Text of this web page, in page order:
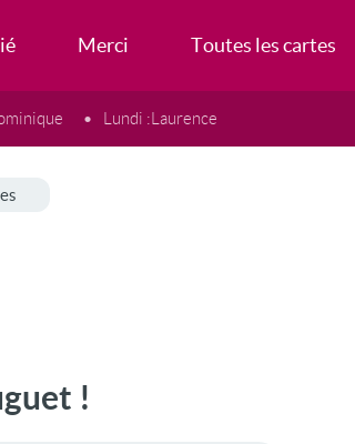
Merci Toutes les cartes
Lundi :Laurence
!